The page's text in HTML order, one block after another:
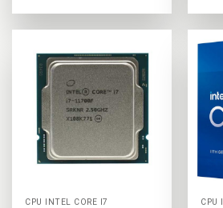
CPU INTEL CORE I7 CPU